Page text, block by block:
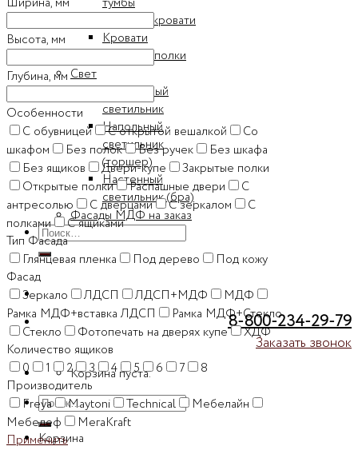
Детские кровати
Кровати
Книжные полки
Свет
Настольный
светильник
Напольный
светильник
(торшер)
Настенный
светильник (бра)
Фасады МДФ на заказ
Искать:
8-800-234-29-79
Заказать звонок
Корзина пуста.
Искать:
Корзина
Высота, мм
Глубина, мм
Особенности
C обувницей
C открытой вешалкой
Cо
шкафом
Без полок Без ручек
Без шкафа
Без ящиков
Двери-купе
Закрытые полки
Открытые полки
Распашные двери
С
антресолью
С дверцами С зеркалом
С
полками
С ящиками
Тип Фасада
Глянцевая пленка
Под дерево
Под кожу
Фасад
Зеркало
ЛДСП ЛДСП+МДФ
МДФ
Рамка МДФ+вставка ЛДСП
Рамка МДФ+Стекло
Стекло
Фотопечать на дверях купе
ХДФ
Количество ящиков
0
1 2 3 4 5 6 7
8
Производитель
Freya
Maytoni Technical
Мебелайн
Мебелеф
МегаKraft
Применить